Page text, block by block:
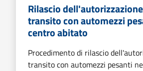
Rilascio
transito con automezzi
centro abitato
Procedimento di rilascio
transito con automezzi pesanti